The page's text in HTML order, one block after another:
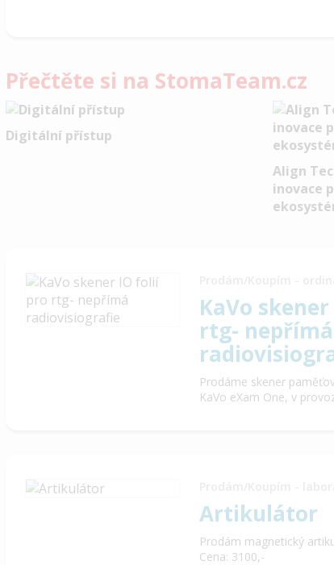
Přečtěte si na StomaTeam.cz
Digitální přístup
Align
inovace
KaVo
rtg- nepřímá
Prodáme skener
KaVo eXam One, v
Artikulátor
Prodám magnetický
Cena: 3100,-